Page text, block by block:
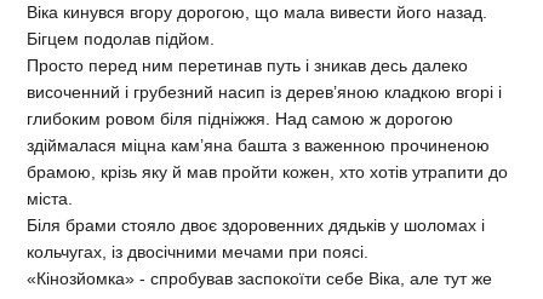
Віка кинувся вгору дорогою, що мала вивести його назад.
Бігцем подолав підйом.
Просто перед ним перетинав путь і зникав десь далеко
височенний і грубезний насип із дерев’яною кладкою вгорі і
глибоким ровом біля підніжжя. Над самою ж дорогою
здіймалася міцна кам’яна башта з важенною прочиненою
брамою, крізь яку й мав пройти кожен, хто хотів утрапити до
міста.
Біля брами стояло двоє здоровенних дядьків у шоломах і
кольчугах, із двосічними мечами при поясі.
«Кінозйомка» - спробував заспокоїти себе Віка, але тут же